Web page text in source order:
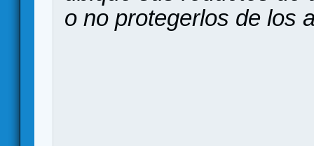
o no protegerlos de los